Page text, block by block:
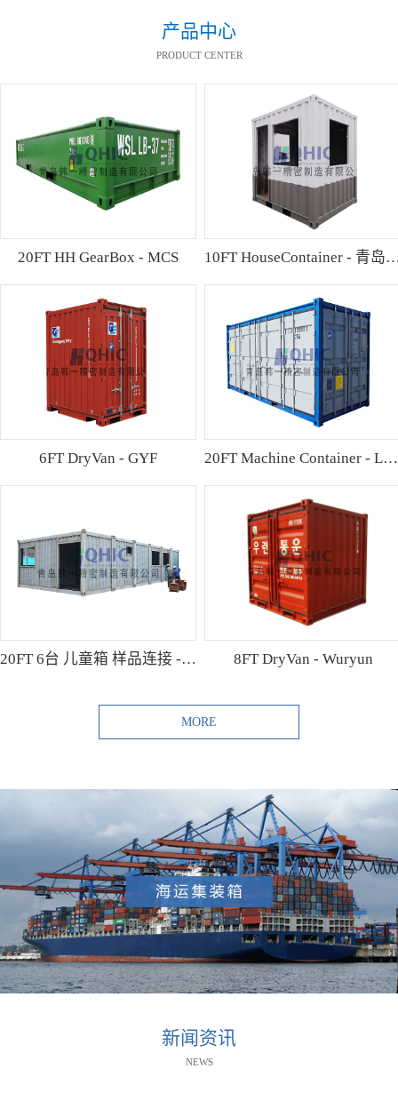
产品中心
PRODUCT CENTER
20FT HH GearBox - MCS 10FT
6FT DryVan - GYF 20FT Machine Container - Lamor
20FT 6台 儿童箱 样品连接 - Shibutani 8FT DryVan - Wuryun
MORE
新闻资讯
NEWS